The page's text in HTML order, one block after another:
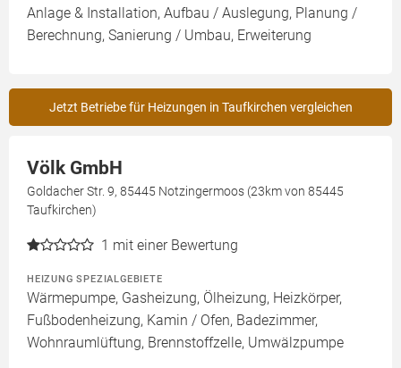
Anlage & Installation, Aufbau / Auslegung, Planung /
Berechnung, Sanierung / Umbau, Erweiterung
Jetzt Betriebe für Heizungen in Taufkirchen vergleichen
Völk GmbH
Goldacher Str. 9, 85445 Notzingermoos (23km von 85445
Taufkirchen)
1 mit einer Bewertung
HEIZUNG SPEZIALGEBIETE
Wärmepumpe, Gasheizung, Ölheizung, Heizkörper,
Fußbodenheizung, Kamin / Ofen, Badezimmer,
Wohnraumlüftung, Brennstoffzelle, Umwälzpumpe